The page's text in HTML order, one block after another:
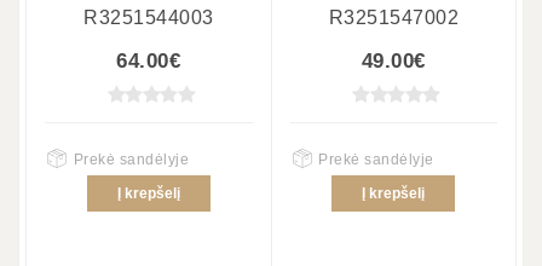
R3251544003
64.00€
Prekė sandėlyje
Į krepšelį
R3251547002
49.00€
Prekė sandėlyje
Į krepšelį